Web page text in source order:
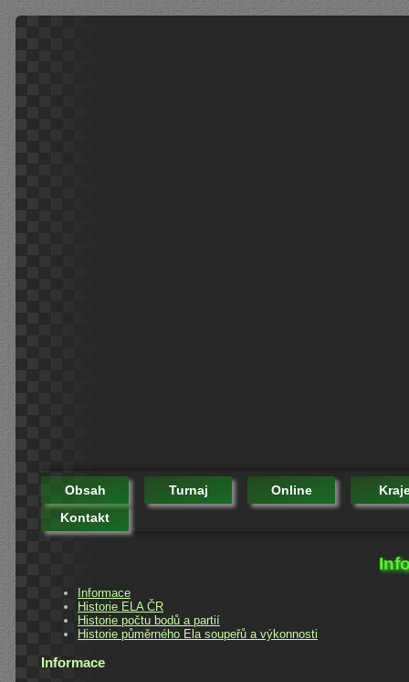
Obsah Turnaj Online
Kontakt
Informace
Historie ELA ČR
Historie počtu bodů a partií
Historie půměrného Ela soupeřů a výkonnosti
Informace